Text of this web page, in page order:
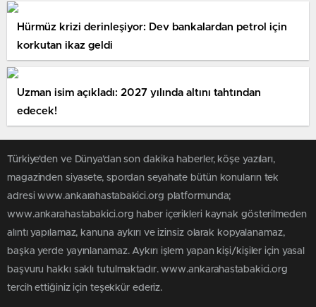
Hürmüz krizi derinleşiyor: Dev bankalardan petrol için
korkutan ikaz geldi
Uzman isim açıkladı: 2027 yılında altını tahtından
edecek!
Türkiye'den ve Dünya’dan son dakika haberler, köşe yazıları,
magazinden siyasete, spordan seyahate bütün konuların tek
adresi www.ankarahastabakici.org platformunda;
www.ankarahastabakici.org haber içerikleri kaynak gösterilmeden
alıntı yapılamaz, kanuna aykırı ve izinsiz olarak kopyalanamaz,
başka yerde yayınlanamaz. Aykırı işlem yapan kişi/kişiler için yasal
başvuru hakkı saklı tutulmaktadır. www.ankarahastabakici.org
tercih ettiğiniz için teşekkür ederiz.